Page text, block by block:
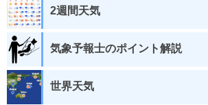
2週間天気
気象予報士のポイント解説
世界天気